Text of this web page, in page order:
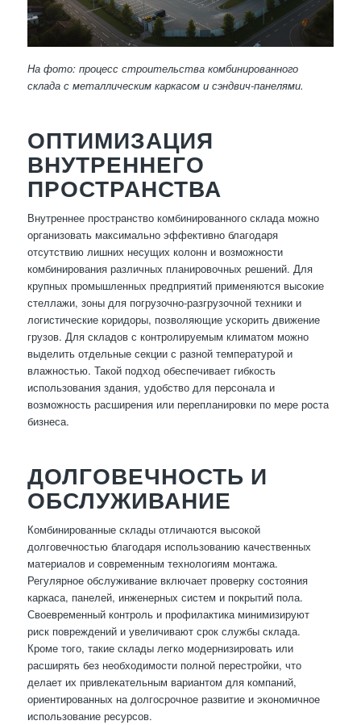
На фото: процесс строительства комбинированного
склада с металлическим каркасом и сэндвич-панелями.
ОПТИМИЗАЦИЯ
ВНУТРЕННЕГО
ПРОСТРАНСТВА
Внутреннее пространство комбинированного склада можно
организовать максимально эффективно благодаря
отсутствию лишних несущих колонн и возможности
комбинирования различных планировочных решений. Для
крупных промышленных предприятий применяются высокие
стеллажи, зоны для погрузочно-разгрузочной техники и
логистические коридоры, позволяющие ускорить движение
грузов. Для складов с контролируемым климатом можно
выделить отдельные секции с разной температурой и
влажностью. Такой подход обеспечивает гибкость
использования здания, удобство для персонала и
возможность расширения или перепланировки по мере роста
бизнеса.
ДОЛГОВЕЧНОСТЬ И
ОБСЛУЖИВАНИЕ
Комбинированные склады отличаются высокой
долговечностью благодаря использованию качественных
материалов и современным технологиям монтажа.
Регулярное обслуживание включает проверку состояния
каркаса, панелей, инженерных систем и покрытий пола.
Своевременный контроль и профилактика минимизируют
риск повреждений и увеличивают срок службы склада.
Кроме того, такие склады легко модернизировать или
расширять без необходимости полной перестройки, что
делает их привлекательным вариантом для компаний,
ориентированных на долгосрочное развитие и экономичное
использование ресурсов.